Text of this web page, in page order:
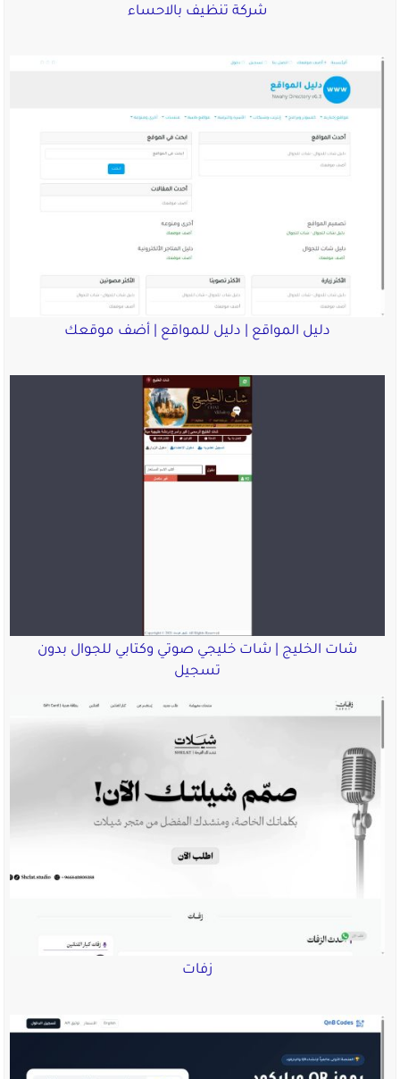
شركة تنظيف بالاحساء
دليل المواقع | دليل للمواقع | أضف موقعك
شات الخليج | شات خليجي صوتي وكتابي للجوال بدون
تسجيل
زفات